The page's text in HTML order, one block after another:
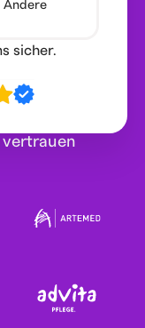
Andere
sicher.
vertrauen